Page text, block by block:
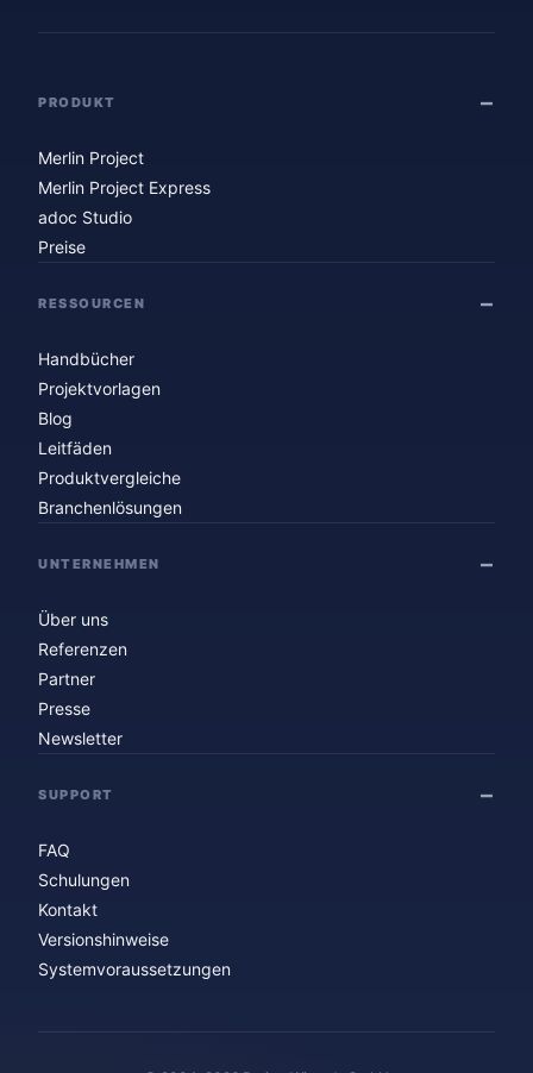
PRODUKT
Merlin Project
Merlin Project Express
adoc Studio
Preise
RESSOURCEN
Handbücher
Projektvorlagen
Blog
Leitfäden
Produktvergleiche
Branchenlösungen
UNTERNEHMEN
Über uns
Referenzen
Partner
Presse
Newsletter
SUPPORT
FAQ
Schulungen
Kontakt
Versionshinweise
Systemvoraussetzungen